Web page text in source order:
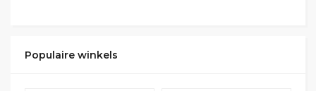
Populaire winkels